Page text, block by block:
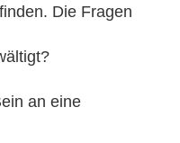
Die Fragen
an eine